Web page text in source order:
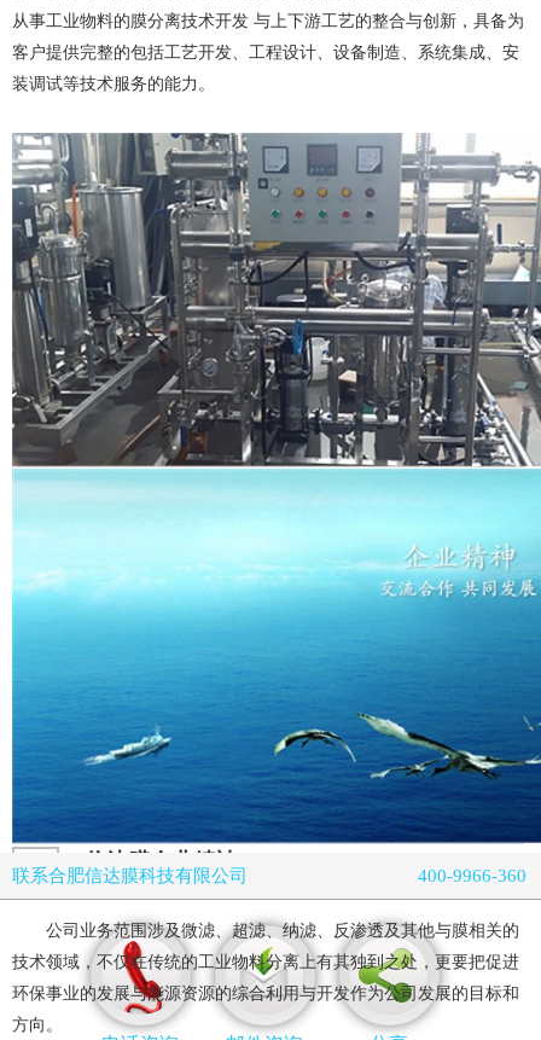
从事工业物料的膜分离技术开发 与上下游工艺的整合与创新，具备为
客户提供完整的包括工艺开发、工程设计、设备制造、系统集成、安
装调试等技术服务的能力。
信达膜企业精神
SHANDONG SISTER - INDUSTRY SYNONYM
公司业务范围涉及微滤、超滤、纳滤、反渗透及其他与膜相关的
技术领域，不仅在传统的工业物料分离上有其独到之处，更要把促进
环保事业的发展与能源资源的综合利用与开发作为公司发展的目标和
方向。
联系合肥信达膜科技有限公司 400-9966-360